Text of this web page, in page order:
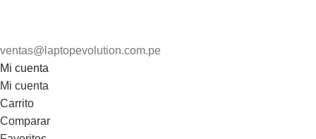
ventas@laptopevolution.com.pe
Mi cuenta
Mi cuenta
Carrito
Comparar